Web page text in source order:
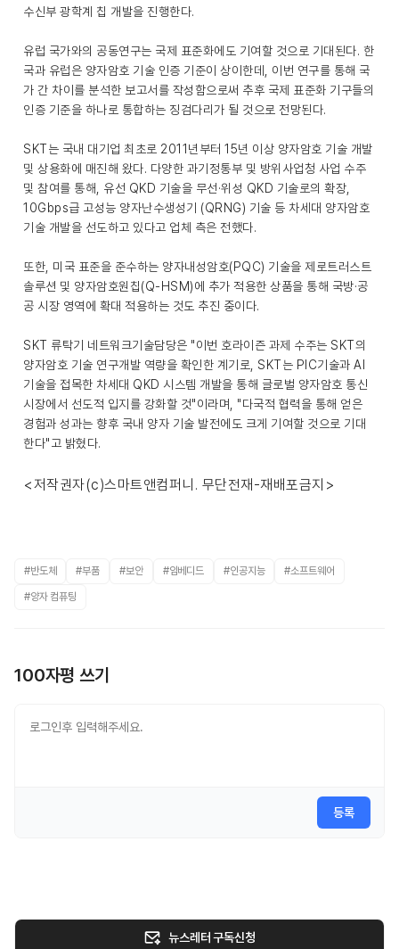
수신부 광학계 칩 개발을 진행한다.
유럽 국가와의 공동연구는 국제 표준화에도 기여할 것으로 기대된다. 한
국과 유럽은 양자암호 기술 인증 기준이 상이한데, 이번 연구를 통해 국
가 간 차이를 분석한 보고서를 작성함으로써 추후 국제 표준화 기구들의
인증 기준을 하나로 통합하는 징검다리가 될 것으로 전망된다.
SKT는 국내 대기업 최초로 2011년부터 15년 이상 양자암호 기술 개발
및 상용화에 매진해 왔다. 다양한 과기정통부 및 방위사업청 사업 수주
및 참여를 통해, 유선 QKD 기술을 무선·위성 QKD 기술로의 확장,
10Gbps급 고성능 양자난수생성기 (QRNG) 기술 등 차세대 양자암호
기술 개발을 선도하고 있다고 업체 측은 전했다.
또한, 미국 표준을 준수하는 양자내성암호(PQC) 기술을 제로트러스트
솔루션 및 양자암호원칩(Q-HSM)에 추가 적용한 상품을 통해 국방·공
공 시장 영역에 확대 적용하는 것도 추진 중이다.
SKT 류탁기 네트워크기술담당은 "이번 호라이즌 과제 수주는 SKT의
양자암호 기술 연구개발 역량을 확인한 계기로, SKT는 PIC기술과 AI
기술을 접목한 차세대 QKD 시스템 개발을 통해 글로벌 양자암호 통신
시장에서 선도적 입지를 강화할 것"이라며, "다국적 협력을 통해 얻은
경험과 성과는 향후 국내 양자 기술 발전에도 크게 기여할 것으로 기대
한다"고 밝혔다.
<저작권자(c)스마트앤컴퍼니. 무단전재-재배포금지>
#반도체 #부품 #보안 #임베디드 #인공지능 #소프트웨어
#양자 컴퓨팅
100자평 쓰기
등록
뉴스레터 구독신청